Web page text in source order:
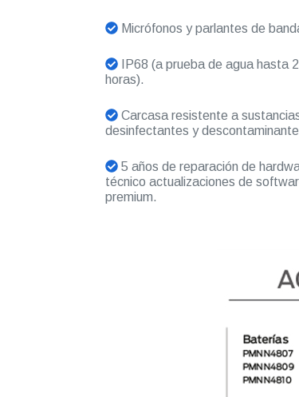
Micrófonos y parlantes de
IP68 (a prueba de agua hasta
horas).
Carcasa resistente a
desinfectantes y
5 años de reparación de
técnico actualizaciones de
premium.